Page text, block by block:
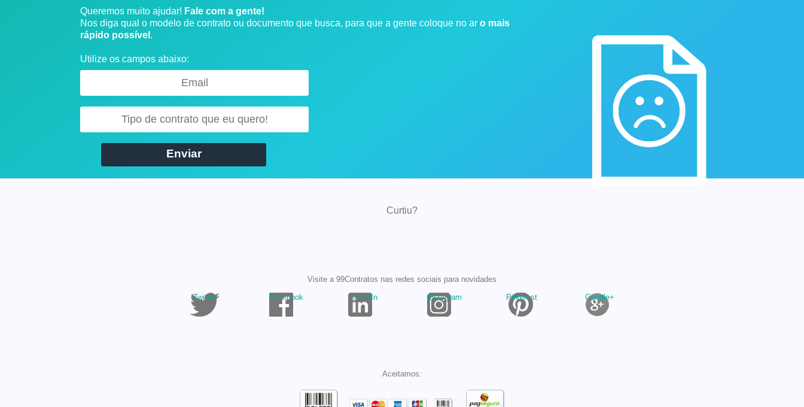
Queremos muito ajudar! Fale com a gente!
Nos diga qual o modelo de contrato ou documento que busca, para que a gente coloque no aro mais
rápido possível .
Utilize os campos abaixo:
Enviar
Curtiu?
Visite a 99Contratos nas redes sociais para novidades
Twitter
Facebook LinkedIn Instagram Pinterest Google+
Aceitamos: